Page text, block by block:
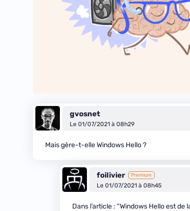
gvosnet
Le 01/07/2021 à 08h29
Mais gère-t-elle Windows Hello ?
foilivier Premium
Le 01/07/2021 à 08h45
Dans l’article : “Windows Hello est